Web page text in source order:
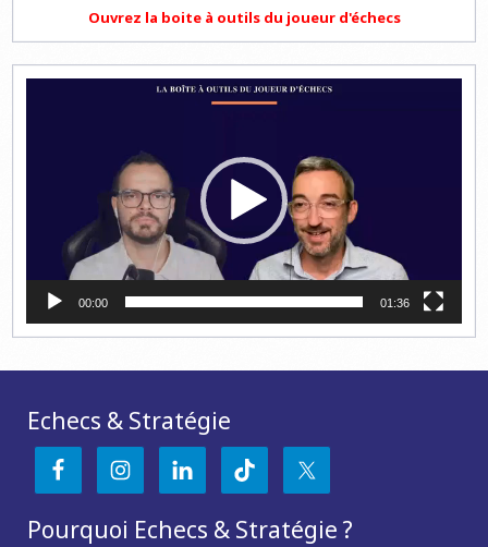
Ouvrez la boite à outils du joueur d'échecs
00:00 01:36
Echecs & Stratégie
Pourquoi Echecs & Stratégie ?